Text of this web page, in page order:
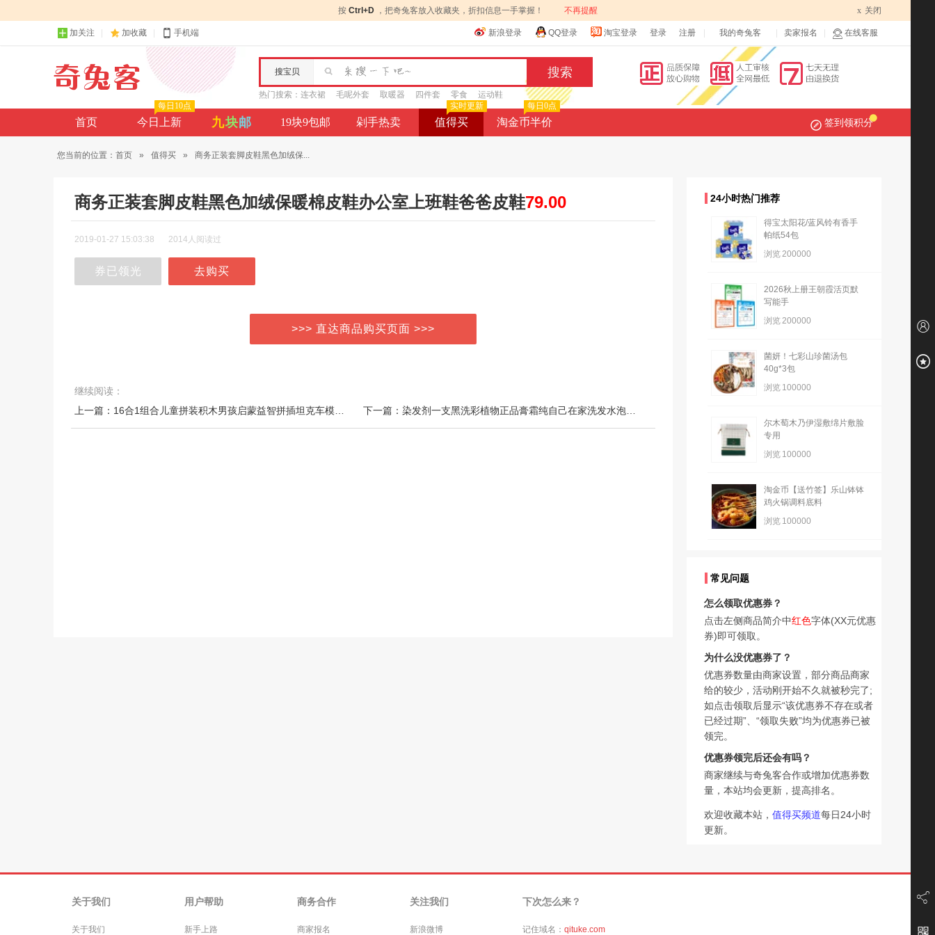
按 Ctrl+D ，把奇兔客放入收藏夹，折扣信息一手掌握！ 不再提醒 x 关闭
加关注 加收藏 手机端 新浪登录 QQ登录 淘宝登录 登录 注册 我的奇兔客 卖家报名 在线客服
搜宝贝
热门搜索： 连衣裙 毛呢外套 取暖器 四件套 零食 运动鞋
首页 今日上新
每日10点
九块邮 19块9包邮 剁手热卖 值得买
实时更新
淘金币半价
每日0点
签到领积分
您当前的位置： 首页 » 值得买 » 商务正装套脚皮鞋黑色加绒保...
商务正装套脚皮鞋黑色加绒保暖棉皮鞋办公室上班鞋爸爸皮鞋79.00
2019-01-27 15:03:38 2014人阅读过
券已领光 去购买
>>> 直达商品购买页面 >>>
继续阅读：
24小时热门推荐
得宝太阳花/蓝风铃有香手
帕纸54包
浏览200000
2026秋上册王朝霞活页默
写能手
浏览200000
菌妍！七彩山珍菌汤包
40g*3包
浏览 100000
尔木萄木乃伊湿敷绵片敷脸
专用
浏览 100000
淘金币【送竹签】乐山钵钵
鸡火锅调料底料
浏览 100000
常见问题
怎么领取优惠券？
点击左侧商品简介中红色字体(XX元优惠
券)即可领取。
为什么没优惠券了？
优惠券数量由商家设置，部分商品商家
给的较少，活动刚开始不久就被秒完了;
如点击领取后显示“该优惠券不存在或者
已经过期”、“领取失败”均为优惠券已被
领完。
优惠券领完后还会有吗？
商家继续与奇兔客合作或增加优惠券数
量，本站均会更新，提高排名。
欢迎收藏本站， 值得买频道每日24小时
更新。
关于我们
关于我们
用户帮助
新手上路
商务合作
商家报名
关注我们
新浪微博
下次怎么来？
记住域名： qituke.com